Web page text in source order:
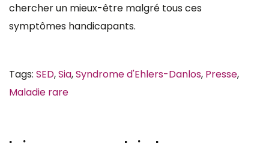
chercher un mieux-être malgré tous ces
symptômes handicapants.
Tags: SED,Sia,Syndrome d'Ehlers-Danlos, Presse,
Maladie rare